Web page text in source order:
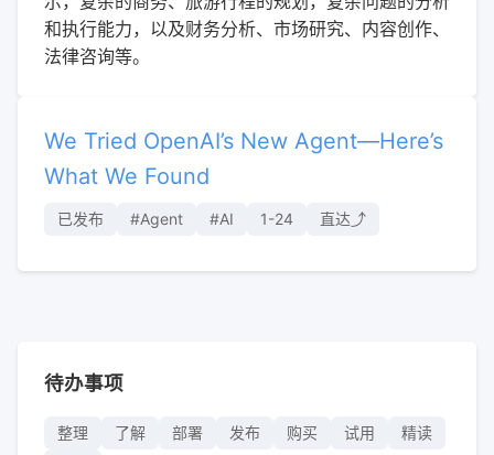
和执行能力，以及财务分析、市场研究、内容创作、
法律咨询等。
We Tried OpenAI’s New Agent—Here’s
What We Found
已发布 #Agent #AI 1-24 直达⤴︎
待办事项
整理 了解 部署 发布 购买 试用 精读